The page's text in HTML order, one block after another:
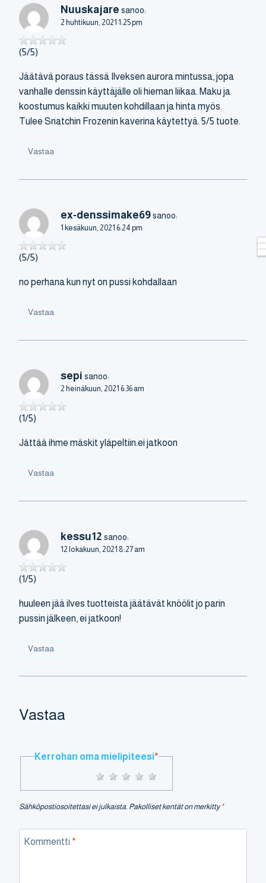
Nuuskajare sanoo:
2 huhtikuun, 2021 1:25 pm
(5/5)
Jäätävä poraus tässä Ilveksen aurora mintussa, jopa
vanhalle denssin käyttäjälle oli hieman liikaa. Maku ja
koostumus kaikki muuten kohdillaan ja hinta myös.
Tulee Snatchin Frozenin kaverina käytettyä. 5/5 tuote.
Vastaa
ex-denssimake69sanoo:
1 kesäkuun, 2021 6:24 pm
(5/5)
no perhana kun nyt on pussi kohdallaan
Vastaa
sepi sanoo:
2 heinäkuun, 2021 6:36 am
(1/5)
Jättää ihme mäskit yläpeltiin.ei jatkoon
Vastaa
kessu12 sanoo:
12 lokakuun, 2021 8:27 am
(1/5)
huuleen jää ilves tuotteista jäätävät knöölit jo parin
pussin jälkeen, ei jatkoon!
Vastaa
Vastaa
Kerrohan oma mielipiteesi*
4 stars
3 stars
2 stars
1 star
Sähköpostiosoitettasi ei julkaista. Pakolliset kentät on merkitty*
Kommentti *